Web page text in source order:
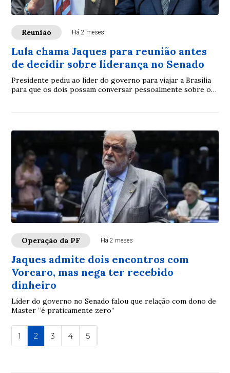
Reunião Há 2 meses
Lula chama Jaques para reunião antes
de decidir sobre liderança no Senado
Presidente pediu ao líder do governo para viajar a Brasília
para que os dois possam conversar pessoalmente sobre o
Operação da PF Há 2 meses
Jaques admite dois encontros com
Vorcaro, mas nega ter recebido
dinheiro
Líder do governo no Senado falou que relação com dono de
Master “é praticamente zero”
1 2 3 4 5